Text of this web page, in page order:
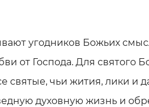
угодников Божьих
от Господа. Для святого
святые, чьи жития, лики и
духовную жизнь и